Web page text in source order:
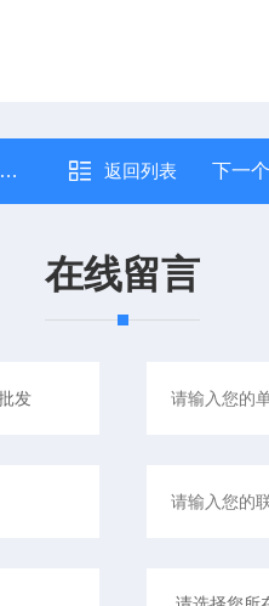
返回列表 下一个
在线留言